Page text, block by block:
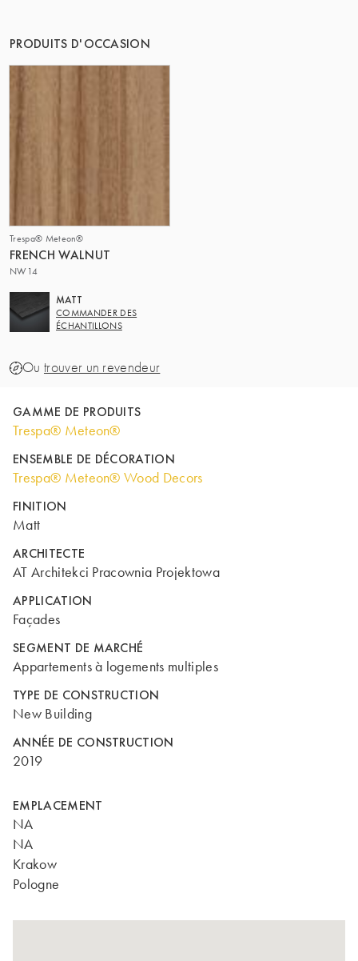
PRODUITS D'OCCASION
Trespa® Meteon®
FRENCH WALNUT
NW14
MATT
COMMANDER DES
ÉCHANTILLONS
Ou trouver un revendeur
GAMME DE PRODUITS
Trespa® Meteon®
ENSEMBLE DE DÉCORATION
Trespa® Meteon® Wood Decors
FINITION
Matt
ARCHITECTE
AT Architekci Pracownia Projektowa
APPLICATION
Façades
SEGMENT DE MARCHÉ
Appartements à logements multiples
TYPE DE CONSTRUCTION
New Building
ANNÉE DE CONSTRUCTION
2019
EMPLACEMENT
NA
NA
Krakow
Pologne